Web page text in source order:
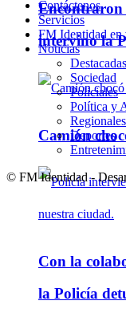
Encontraron
intervino la
Camión
Con la
la Policía
Contáctenos
Servicios
FM Identidad en
Noticias
Destacadas
Sociedad
Policiales
Política y
Regionales
Deportes
© FM Identidad -